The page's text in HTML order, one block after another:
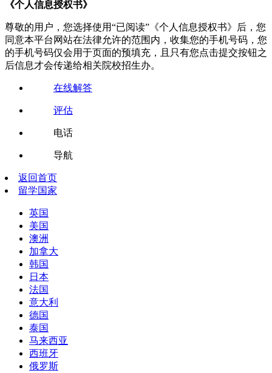
《个人信息授权书》
尊敬的用户，您选择使用“已阅读”《个人信息授权书》后，您
同意本平台网站在法律允许的范围内，收集您的手机号码，您
的手机号码仅会用于页面的预填充，且只有您点击提交按钮之
后信息才会传递给相关院校招生办。
在线解答
评估
电话
导航
返回首页
留学国家
英国
美国
澳洲
加拿大
韩国
日本
法国
意大利
德国
泰国
马来西亚
西班牙
俄罗斯